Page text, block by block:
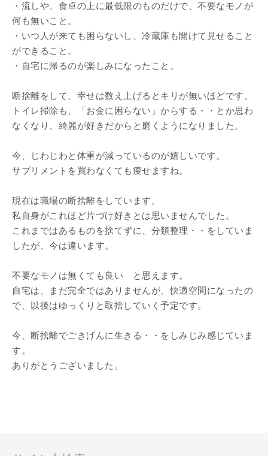
・流しや、食卓の上に最低限のものだけで、不要なモノが
何も無いこと。
・いつ人が来ても困らないし、冷蔵庫も開けて見せること
ができること。
・自宅に帰るのが楽しみになったこと。
断捨離をして、幸せは数え上げるとキリが無いほどです。
トイレ掃除も、「お金に困らない」からする・・とか思わ
なくなり、綺麗が好きだからと磨くようになりました。
今、じわじわと体重が減っているのが嬉しいです。
サプリメントを買わなくても痩せますね。
現在は職場の断捨離をしています。
私自身がこれほど片づけ好きとは思いませんでした。
これまではあるものを捨てずに、分類整理・・をしていま
したが、今は違います。
不要なモノは無くても良い と思えます。
自宅は、まだ完全ではありませんが、快適空間になったの
で、以後はゆっくりと取捨していく予定です。
今、断捨離でごきげんに生きる・・をしみじみ感じていま
す。
ありがとうございました。